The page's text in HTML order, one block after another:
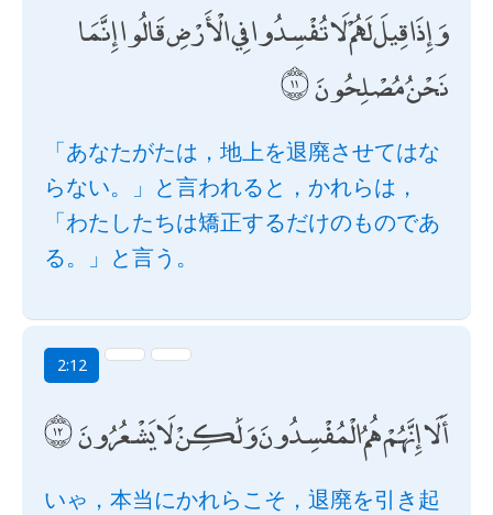
وَإِذَا قِيلَ لَهُمْ لَا تُفْسِدُوا فِي الْأَرْضِ قَالُوا إِنَّمَا
نَحْنُ مُصْلِحُونَ
「あなたがたは，地上を退廃させてはな
らない。」と言われると，かれらは，
「わたしたちは矯正するだけのものであ
る。」と言う。
2:12
أَلَا إِنَّهُمْ هُمُ الْمُفْسِدُونَ وَلَٰكِنْ لَا يَشْعُرُونَ
いゃ，本当にかれらこそ，退廃を引き起